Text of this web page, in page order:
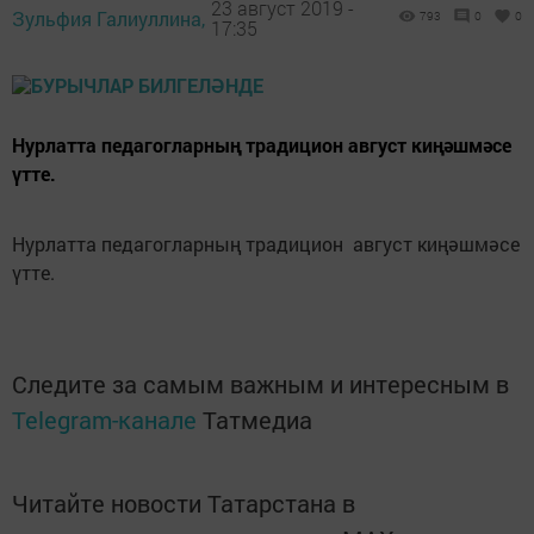
Зульфия Галиуллина, 23 август 2019 -
17:35
793 0 0
Нурлатта педагогларның традицион август киңәшмәсе
үтте.
Нурлатта педагогларның традицион август киңәшмәсе
үтте.
Следите за самым важным и интересным в
Telegram-канале Татмедиа
Читайте новости Татарстана в